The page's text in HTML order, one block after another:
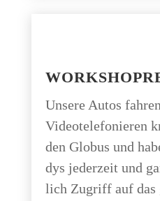
Unse­re Autos
Video­te­le­fo­nie­ren
den Glo­bus und
dys jeder­zeit und
lich Zugriff auf das